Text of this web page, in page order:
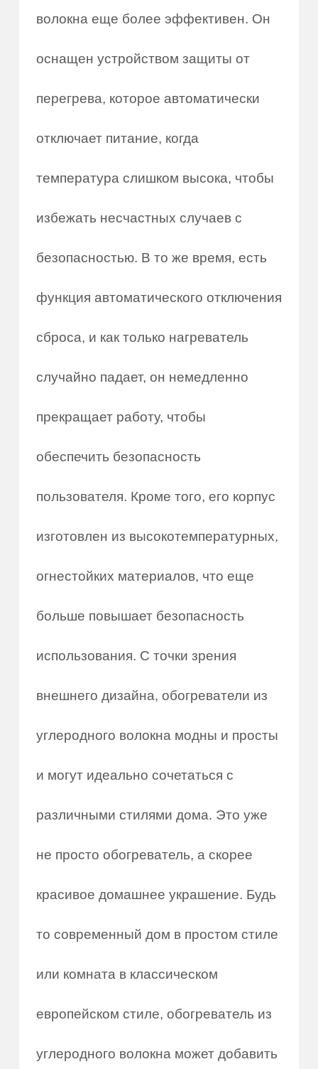
волокна еще более эффективен. Он
оснащен устройством защиты от
перегрева, которое автоматически
отключает питание, когда
температура слишком высока, чтобы
избежать несчастных случаев с
безопасностью. В то же время, есть
функция автоматического отключения
сброса, и как только нагреватель
случайно падает, он немедленно
прекращает работу, чтобы
обеспечить безопасность
пользователя. Кроме того, его корпус
изготовлен из высокотемпературных,
огнестойких материалов, что еще
больше повышает безопасность
использования. С точки зрения
внешнего дизайна, обогреватели из
углеродного волокна модны и просты
и могут идеально сочетаться с
различными стилями дома. Это уже
не просто обогреватель, а скорее
красивое домашнее украшение. Будь
то современный дом в простом стиле
или комната в классическом
европейском стиле, обогреватель из
углеродного волокна может добавить